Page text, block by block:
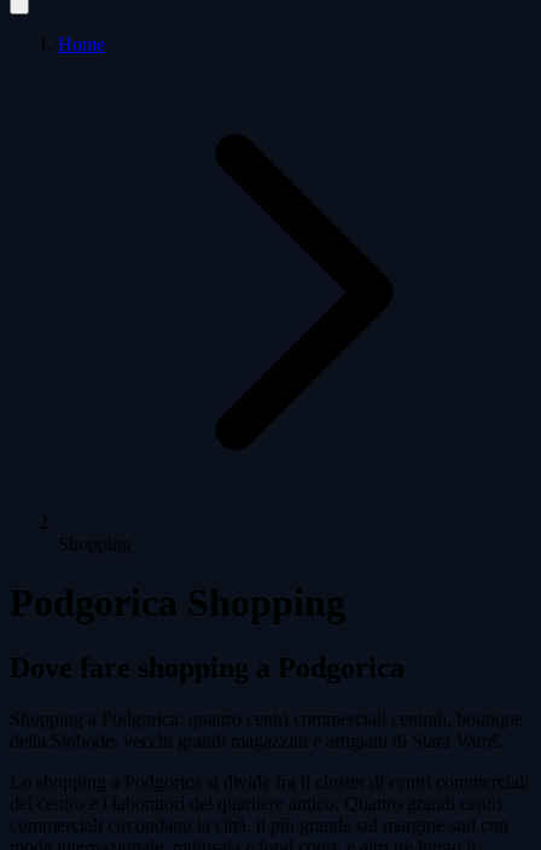
Home
Shopping
Podgorica Shopping
Dove fare shopping a Podgorica
Shopping a Podgorica: quattro centri commerciali centrali, boutique
della Slobode, vecchi grandi magazzini e artigiani di Stara Varoš.
Lo shopping a Podgorica si divide fra il cluster di centri commerciali
del centro e i laboratori del quartiere antico. Quattro grandi centri
commerciali circondano la città, il più grande sul margine sud con